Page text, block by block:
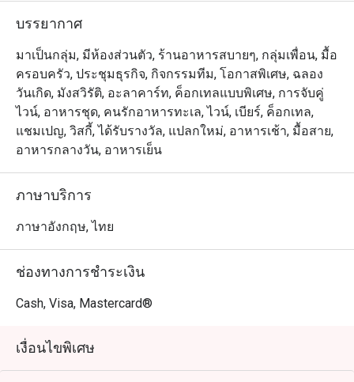
บรรยากาศ
มาเป็นกลุ่ม, มีห้องส่วนตัว, ร้านอาหารสบายๆ, กลุ่มเพื่อน, มื้อ
ครอบครัว, ประชุมธุรกิจ, กิจกรรมทีม, โอกาสพิเศษ, ฉลอง
วันเกิด, มังสวิรัติ, อะลาคาร์ท, ค็อกเทลแบบพิเศษ, การจับคู่
ไวน์, อาหารชุด, คนรักอาหารทะเล, ไวน์, เบียร์, ค็อกเทล,
แชมเปญ, วิสกี้, ได้รับรางวัล, แปลกใหม่, อาหารเช้า, มื้อสาย,
อาหารกลางวัน, อาหารเย็น
ภาษาบริการ
ภาษาอังกฤษ, ไทย
ช่องทางการชำระเงิน
Cash, Visa, Mastercard®
เงื่อนไขพิเศษ